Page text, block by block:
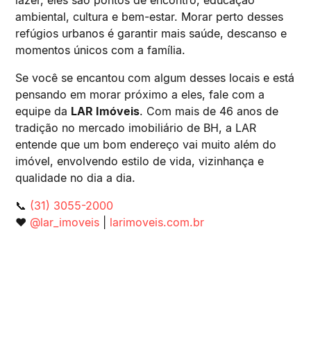
ambiental, cultura e bem-estar. Morar perto desses
refúgios urbanos é garantir mais saúde, descanso e
momentos únicos com a família.
Se você se encantou com algum desses locais e está
pensando em morar próximo a eles, fale com a
equipe da LAR Imóveis. Com mais de 46 anos de
tradição no mercado imobiliário de BH, a LAR
entende que um bom endereço vai muito além do
imóvel, envolvendo estilo de vida, vizinhança e
qualidade no dia a dia.
📞 (31) 3055-2000
❤️ @lar_imoveis larimoveis.com.br